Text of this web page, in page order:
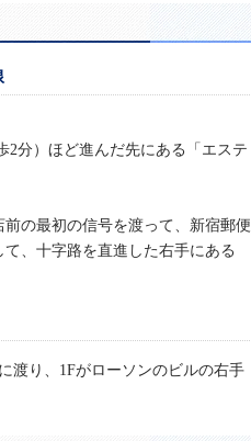
2分）ほど進んだ先にある「エステ
の最初の信号を渡って、新宿郵便
、十字路を直進した右手にある
渡り、1Fがローソンのビルの右手